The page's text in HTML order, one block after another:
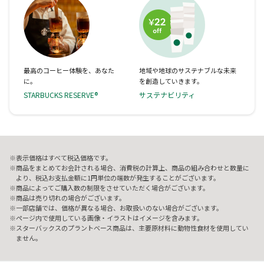
最高のコーヒー体験を、あなた
に。
STARBUCKS RESERVE®
地域や地球のサステナブルな未来
を創造していきます。
サステナビリティ
表示価格はすべて税込価格です。
商品をまとめてお会計される場合、消費税の計算上、商品の組み合わせと数量に
より、税込お支払金額に1円単位の端数が発生することがございます。
商品によってご購入数の制限をさせていただく場合がございます。
商品は売り切れの場合がございます。
一部店舗では、価格が異なる場合、お取扱いのない場合がございます。
ページ内で使用している画像・イラストはイメージを含みます。
スターバックスのプラントベース商品は、主要原材料に動物性食材を使用してい
ません。